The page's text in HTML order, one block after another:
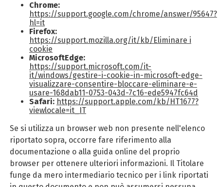
Chrome:
https://support.google.com/chrome/answer/95647?
hl=it
Firefox:
https://support.mozilla.org/it/kb/Eliminare i
cookie
MicrosoftEdge:
https://support.microsoft.com/it-
it/windows/gestire-i-cookie-in-microsoft-edge-
visualizzare-consentire-bloccare-eliminare-e-
usare-168dab11-0753-043d-7c16-ede5947fc64d
Safari: https://support.apple.com/kb/HT1677?
viewlocale=it_IT
Se si utilizza un browser web non presente nell'elenco
riportato sopra, occorre fare riferimento alla
documentazione o alla guida online del proprio
browser per ottenere ulteriori informazioni. Il Titolare
funge da mero intermediario tecnico per i link riportati